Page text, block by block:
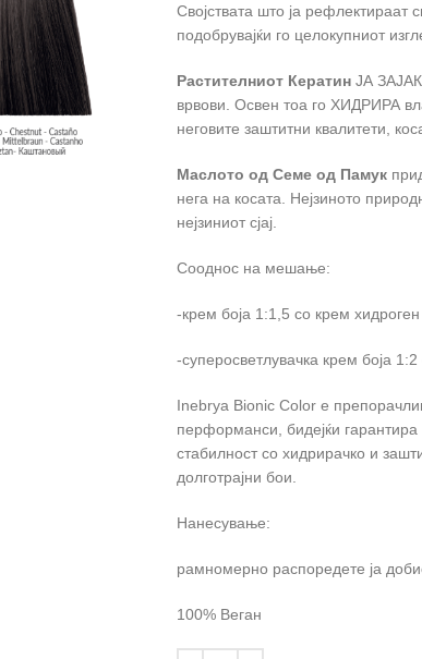
Својствата што ја рефлектираат
подобрувајќи го целокупниот
Растителниот Кератин ЈА
врвови. Освен тоа го ХИДРИРА
неговите заштитни квалитети,
Маслото од Семе од Памук
нега на косата. Нејзиното
нејзиниот сјај.
Сооднос на мешање:
-крем боја 1:1,5 со крем
-суперосветлувачка крем боја
Inebrya Bionic Color е
перформанси, бидејќи
стабилност со хидрирачко и
долготрајни бои.
Нанесување:
рамномерно распоредете ја
100% Веган